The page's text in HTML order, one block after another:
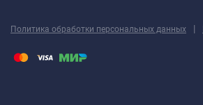
Политика обработки персональных данных |